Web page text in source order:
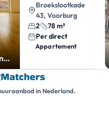
Broekslootkade
43, Voorburg
2
78 m²
Per direct
Appartement
in Nederland.